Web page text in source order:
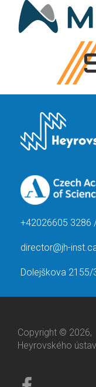
+42026605 3286
director@jh-
Dolejškova 2155/
Copyright © 2026,
Heyrovského ústav